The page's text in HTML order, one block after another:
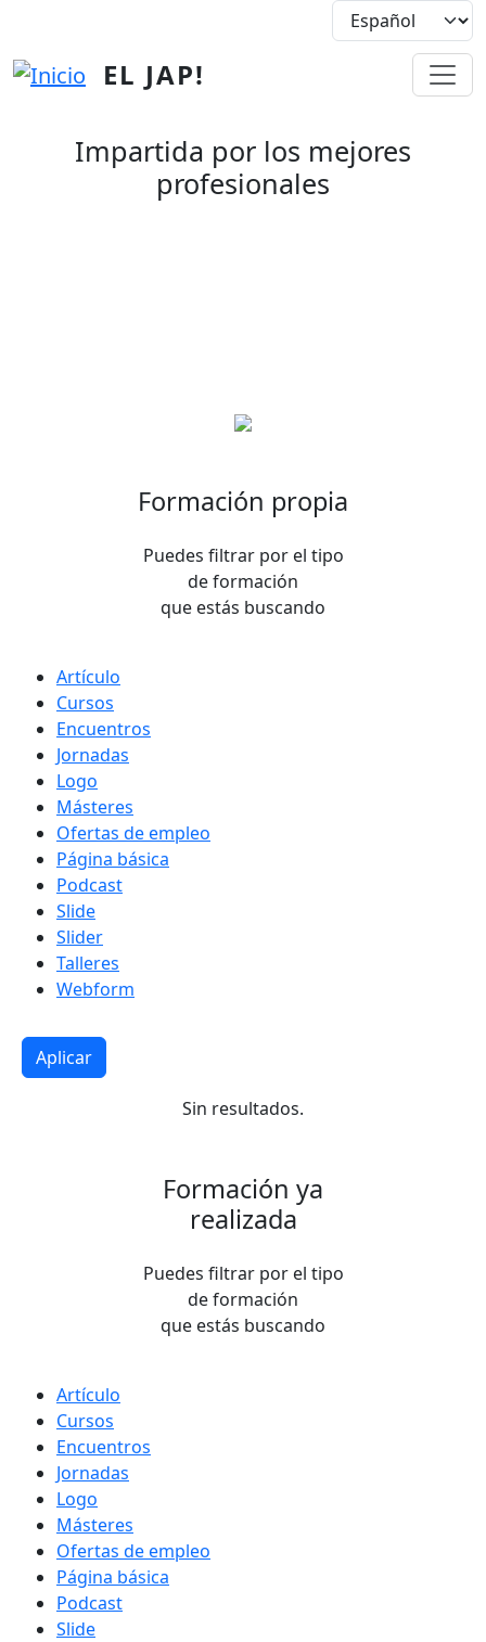
EL JAP!
Impartida por los mejores
profesionales
Formación propia
Puedes filtrar por el tipo
de formación
que estás buscando
Tipo de contenido
Artículo
Cursos
Encuentros
Jornadas
Logo
Másteres
Ofertas de empleo
Página básica
Podcast
Slide
Slider
Talleres
Webform
Sin resultados.
Formación ya
realizada
Puedes filtrar por el tipo
de formación
que estás buscando
Tipo de contenido
Artículo
Cursos
Encuentros
Jornadas
Logo
Másteres
Ofertas de empleo
Página básica
Podcast
Slide